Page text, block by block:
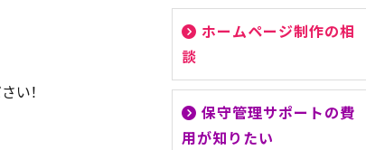
い！
ホームページ制作の相
談
保守管理サポートの費
用が知りたい